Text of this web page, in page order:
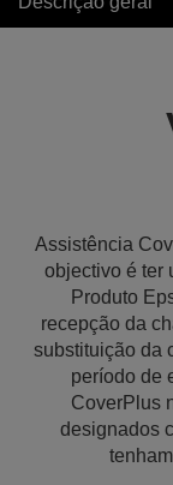
Assistência
objectivo é ter
Produto
recepção da
substituição da
período de
CoverPlus
designados